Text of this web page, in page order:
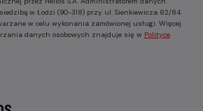
w Łodzi (90-318) przy ul. Sienkiewicza 82/84.
w celu wykonania zamówionej usługi. Więcej
danych osobowych znajduje się w Polityce